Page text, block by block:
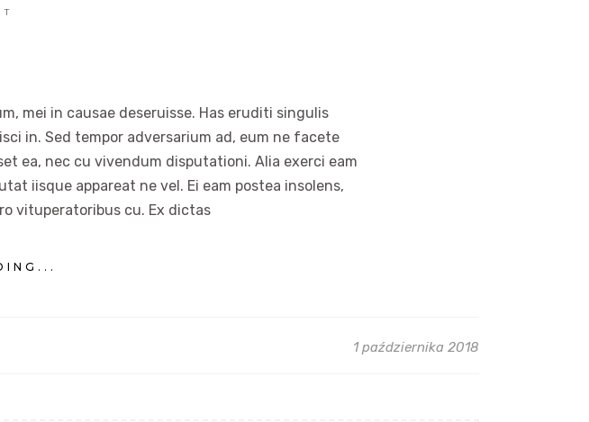
mei in causae deseruisse. Has eruditi singulis
in. Sed tempor adversarium ad, eum ne facete
ea, nec cu vivendum disputationi. Alia exerci eam
iisque appareat ne vel. Ei eam postea insolens,
vituperatoribus cu. Ex dictas
1 października 2018